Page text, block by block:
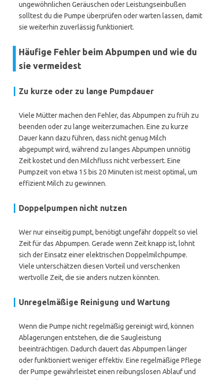
ungewöhnlichen Geräuschen oder Leistungseinbußen
solltest du die Pumpe überprüfen oder warten lassen, damit
sie weiterhin zuverlässig funktioniert.
Häufige Fehler beim Abpumpen und wie du
sie vermeidest
Zu kurze oder zu lange Pumpdauer
Viele Mütter machen den Fehler, das Abpumpen zu früh zu
beenden oder zu lange weiterzumachen. Eine zu kurze
Dauer kann dazu führen, dass nicht genug Milch
abgepumpt wird, während zu langes Abpumpen unnötig
Zeit kostet und den Milchfluss nicht verbessert. Eine
Pumpzeit von etwa 15 bis 20 Minuten ist meist optimal, um
effizient Milch zu gewinnen.
Doppelpumpen nicht nutzen
Wer nur einseitig pumpt, benötigt ungefähr doppelt so viel
Zeit für das Abpumpen. Gerade wenn Zeit knapp ist, lohnt
sich der Einsatz einer elektrischen Doppelmilchpumpe.
Viele unterschätzen diesen Vorteil und verschenken
wertvolle Zeit, die sie anders nutzen könnten.
Unregelmäßige Reinigung und Wartung
Wenn die Pumpe nicht regelmäßig gereinigt wird, können
Ablagerungen entstehen, die die Saugleistung
beeinträchtigen. Dadurch dauert das Abpumpen länger
oder funktioniert weniger effektiv. Eine regelmäßige Pflege
der Pumpe gewährleistet einen reibungslosen Ablauf und